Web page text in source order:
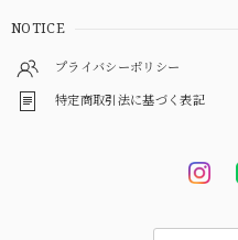
NOTICE
プライバシーポリシー
特定商取引法に基づく表記